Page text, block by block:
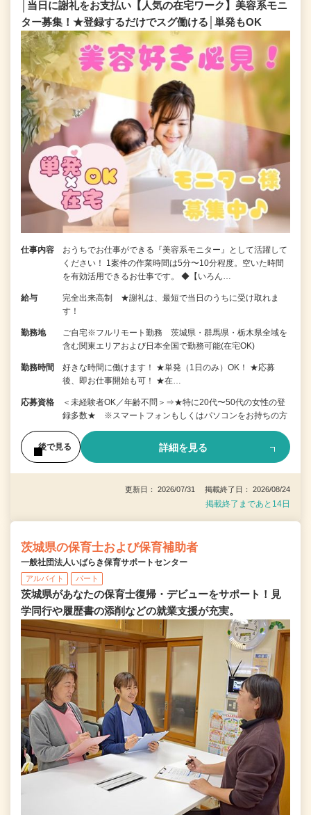
│当日に謝礼をお支払い【人気の在宅ワーク】美容系モニ
ター募集！★登録するだけでスグ働ける│単発もOK
仕事内容
おうちでお仕事ができる『美容系モニター』として活躍して
ください！ 1案件の作業時間は5分〜10分程度。空いた時間
を有効活用できるお仕事です。 ◆【いろん…
給与
完全出来高制 ★謝礼は、最短で当日のうちに受け取れま
す！
勤務地
ご自宅※フルリモート勤務 茨城県・群馬県・栃木県全域を
含む関東エリアおよび日本全国で勤務可能(在宅OK)
勤務時間
好きな時間に働けます！ ★単発（1日のみ）OK！ ★応募
後、即お仕事開始も可！ ★在…
応募資格
＜未経験者OK／年齢不問＞⇒★特に20代〜50代の女性の登
録多数★ ※スマートフォンもしくはパソコンをお持ちの方
後で見る 詳細を見る
更新日： 2026/07/31 掲載終了日： 2026/08/24
掲載終了まであと14日
茨城県の保育士および保育補助者
一般社団法人いばらき保育サポートセンター
アルバイト パート
茨城県があなたの保育士復帰・デビューをサポート！見
学同行や履歴書の添削などの就業支援が充実。